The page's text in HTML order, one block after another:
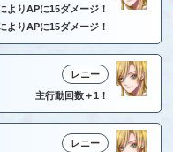
よりAPに15ダメージ！
よりAPに15ダメージ！
レニー
主行動回数＋1！
レニー